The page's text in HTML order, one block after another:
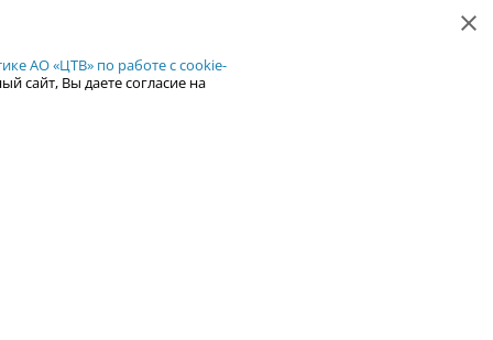
АО «ЦТВ» по работе с cookie-
сайт, Вы даете согласие на